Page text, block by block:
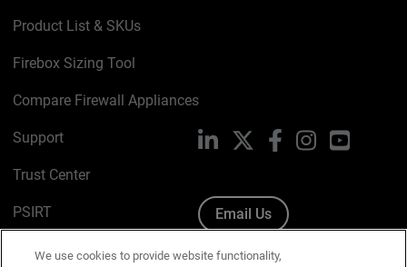
Product List & SKUs
Firebox Sizing Tool
Compare Firewall Appliances
Support
Trust Center
PSIRT
Cookie Policy
LinkedIn FacebookInstagram
Email Us
We use cookies to provide website functionality,